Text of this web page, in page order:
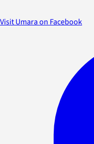
Visit Umara on Facebook